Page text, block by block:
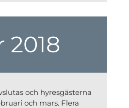
och hyresgästerna
och mars. Flera
2018